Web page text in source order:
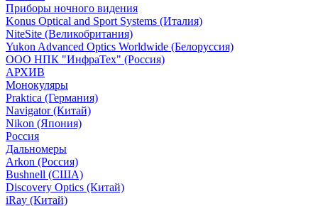
Приборы ночного видения
Konus Optical and Sport Systems (Италия)
NiteSite (Великобритания)
Yukon Advanced Optics Worldwide (Белоруссия)
ООО НПК "ИнфраТех" (Россия)
АРХИВ
Монокуляры
Praktica (Германия)
Navigator (Китай)
Nikon (Япония)
Россия
Дальномеры
Arkon (Россия)
Bushnell (США)
Discovery Optics (Китай)
iRay (Китай)